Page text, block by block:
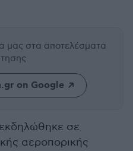
μας στα αποτελέσματα
on Google
εκδηλώθηκε σε
αεροπορικής